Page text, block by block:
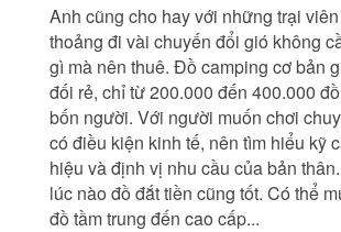
Anh cũng cho hay với những trại
thoảng đi vài chuyến đổi gió không
gì mà nên thuê. Đồ camping cơ bản
đối rẻ, chỉ từ 200.000 đến 400.000
bốn người. Với người muốn chơi
có điều kiện kinh tế, nên tìm hiểu kỹ
hiệu và định vị nhu cầu của bản
lúc nào đồ đắt tiền cũng tốt. Có thể
đồ tầm trung đến cao cấp...